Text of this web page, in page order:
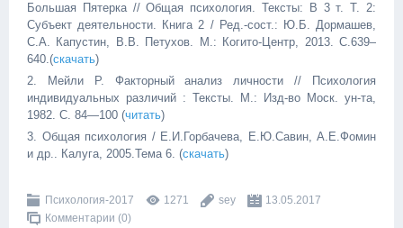
Большая Пятерка // Общая психология. Тексты: В 3 т. Т. 2:
Субъект деятельности. Кни­га 2 / Ред.-сост.: Ю.Б. Дормашев,
С.А. Капустин, В.В. Петухов. М.: Когито-Центр, 2013. С.639–
640.(скачать)
2. Мейли Р. Факторный анализ личности // Психология
индивидуальных различий : Тексты. М.: Изд-во Моск. ун-та,
1982. С. 84—100 (читать)
3. Общая психология / Е.И.Горбачева, Е.Ю.Савин, А.Е.Фомин
и др.. Калуга, 2005.Тема 6. (скачать)
Психология-2017 1271 sey
13.05.2017
Комментарии (0)